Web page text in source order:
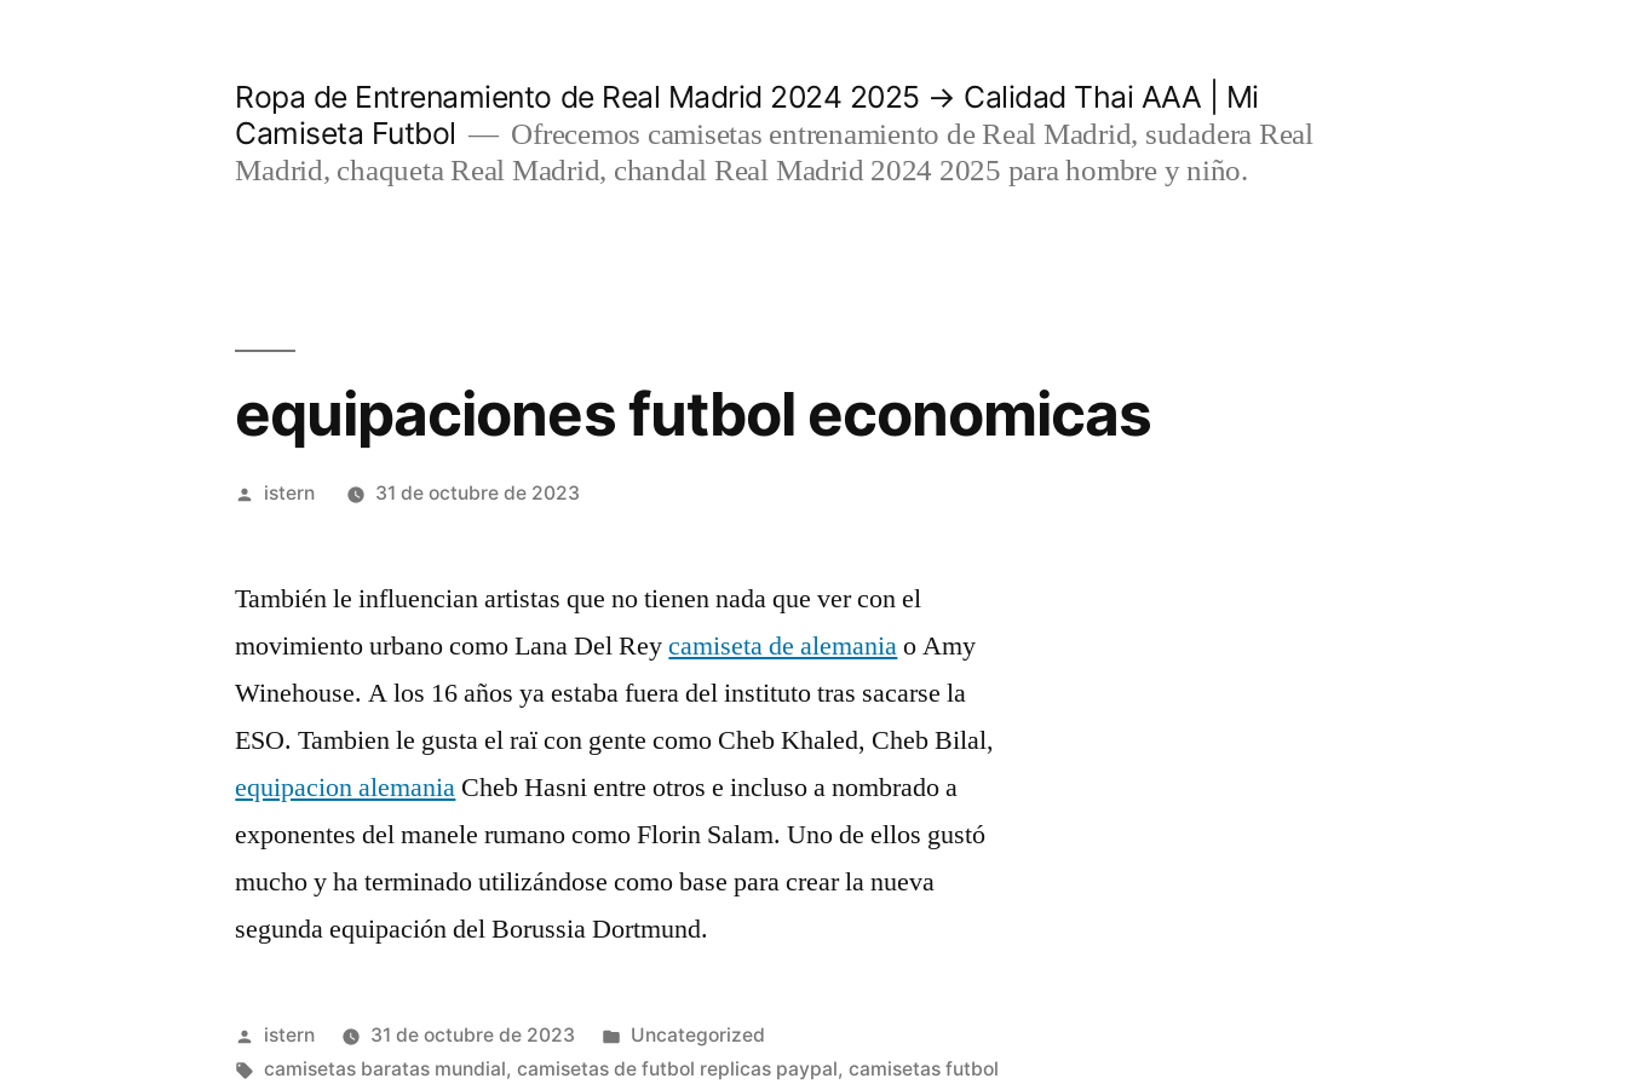
Ropa de Entrenamiento de Real Madrid 2024 2025 → Calidad Thai AAA | Mi
Camiseta Futbol
Ofrecemos camisetas entrenamiento de Real Madrid, sudadera Real
Madrid, chaqueta Real Madrid, chandal Real Madrid 2024 2025 para hombre y niño.
equipaciones futbol economicas
Publicado
istern 31 de octubre de 2023
También le influencian artistas que no tienen nada que ver con el
movimiento urbano como Lana Del Reycamiseta de alemaniao Amy
Winehouse. A los 16 años ya estaba fuera del instituto tras sacarse la
ESO. Tambien le gusta el raï con gente como Cheb Khaled, Cheb Bilal,
equipacion alemania Cheb Hasni entre otros e incluso a nombrado a
exponentes del manele rumano como Florin Salam. Uno de ellos gustó
mucho y ha terminado utilizándose como base para crear la nueva
segunda equipación del Borussia Dortmund.
Publicado
por
istern 31 de octubre de 2023
Publicado
en
Uncategorized
Etiquetas:
camisetas baratas mundial,camisetas de futbol replicas paypal,camisetas futbol